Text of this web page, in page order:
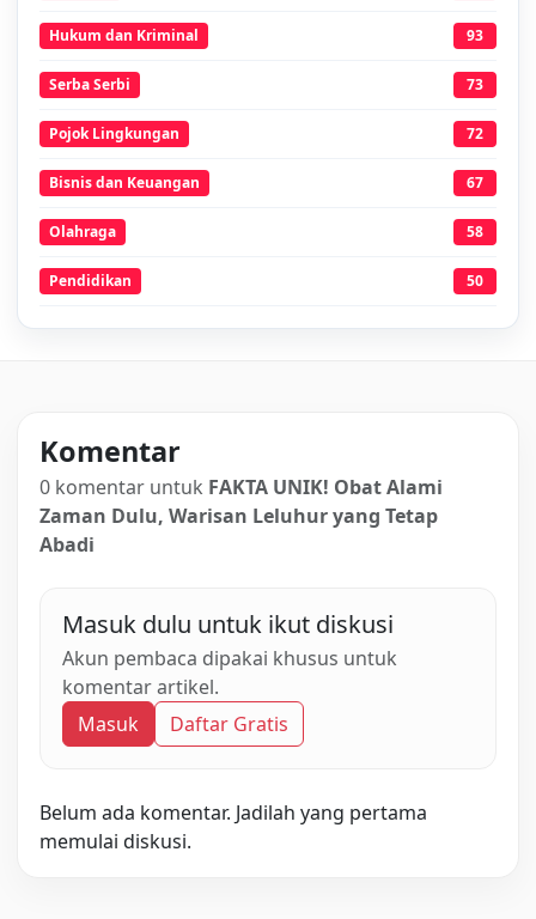
Hukum dan Kriminal 93
Serba Serbi 73
Pojok Lingkungan 72
Bisnis dan Keuangan 67
Olahraga 58
Pendidikan 50
Komentar
0 komentar untuk FAKTA UNIK! Obat Alami
Zaman Dulu, Warisan Leluhur yang Tetap
Abadi
Masuk dulu untuk ikut diskusi
Akun pembaca dipakai khusus untuk
komentar artikel.
Masuk
Daftar Gratis
Belum ada komentar. Jadilah yang pertama
memulai diskusi.